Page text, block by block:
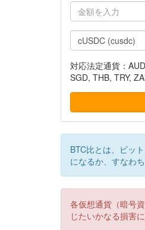
対応法定通貨：
SGD, THB, TRY,
BTC比とは、ビッ
になるか、すなわ
各仮想通貨（暗号
じたいかなる損害